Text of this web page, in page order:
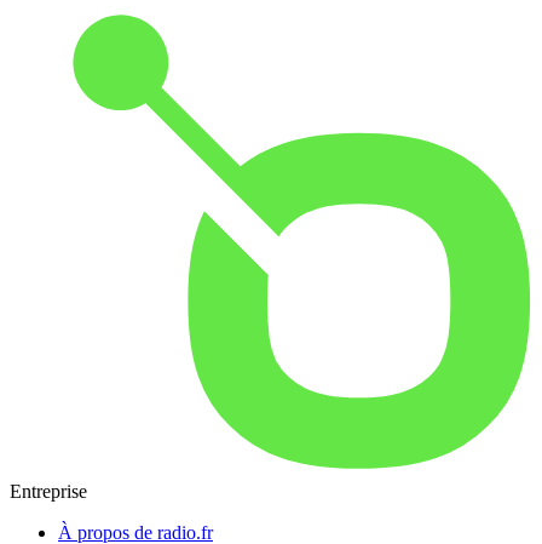
Entreprise
À propos de radio.fr